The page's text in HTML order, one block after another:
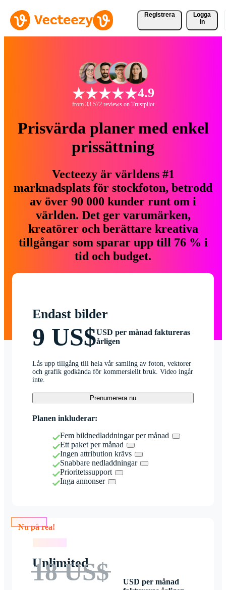
Registrera
Logga
in
4.9
from 33 572 reviews on Trustpilot
Prisvärda planer med enkel
prissättning
Vecteezy är världens #1
marknadsplats för stockfoton, betrodd
av över 90 000 kunder runt om i
världen. Det ger varumärken,
kreatörer och berättare kreativa
tillgångar som sparar upp till 76 % i
tid och budget.
Endast bilder
9 US$USD per månad faktureras
årligen
Lås upp tillgång till hela vår samling av foton, vektorer
och grafik godkända för kommersiellt bruk. Video ingår
inte.
Prenumerera nu
Planen inkluderar:
Fem bildnedladdningar per månad
Ett paket per månad
Ingen attribution krävs
Snabbare nedladdningar
Prioritetssupport
Inga annonser
Nu på rea!
Unlimited
18 US$
USD per månad